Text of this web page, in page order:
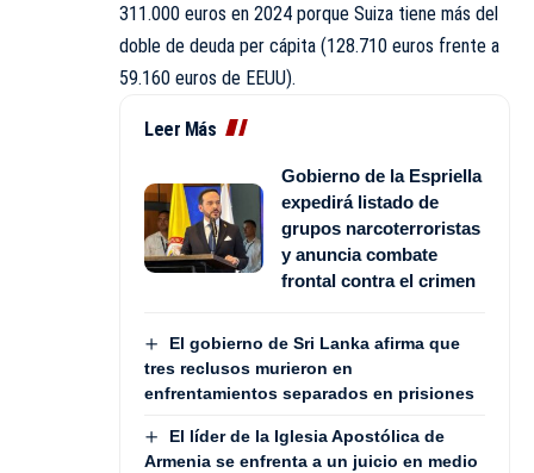
311.000 euros en 2024 porque Suiza tiene más del
doble de deuda per cápita (128.710 euros frente a
59.160 euros de EEUU).
Leer Más
Gobierno de la Espriella
expedirá listado de
grupos narcoterroristas
y anuncia combate
frontal contra el crimen
El gobierno de Sri Lanka afirma que
tres reclusos murieron en
enfrentamientos separados en prisiones
El líder de la Iglesia Apostólica de
Armenia se enfrenta a un juicio en medio